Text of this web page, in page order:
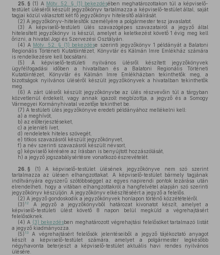
25. § (1) A Mötv. 52. § (1) bekezdésében meghatározottakon túl a képviselő-
testület üléséről készült jegyzőkönyv tartalmazza a képviselő-testület által, saját
tagjai közül választott két fő jegyzőkönyv hitelesítő aláírását.
(2) A jegyzőkönyv-hitelesítők személyére a polgármester tesz javaslatot.
(3) A képviselő-testületi ülés szavazógépes szavazatairól a jegyző által
hitelesített jegyzőkönyv is készül, amelyet a keletkezést követő 1 évig meg kell
őrizni, a hivatal Jogi és Szervezési Osztályán.
(4) A Mötv. 52. § (1) bekezdése szerinti jegyzőkönyv 1 példányát a Balatoni
Regionális Történeti Kutatóintézet, Könyvtár és Kálmán Imre Emlékház számára
is rendelkezésre kell bocsátani.
(5) A képviselő-testületi nyilvános ülésről készített jegyzőkönyvek
ügyfélfogadási időben a hivatalban és a Balatoni Regionális Történeti
Kutatóintézet, Könyvtár és Kálmán Imre Emlékházban tekinthetők meg, a
bizottságok nyilvános üléséről készült jegyzőkönyvek a hivatalban tekinthetők
meg.
(6) A zárt ülésről készült jegyzőkönyvbe az ülés részvevőin túl a tárgyban
közvetlenül érdekelt, vagy annak igazolt megbízottja, a jegyző és a Somogy
Vármegyei Kormányhivatal vezetője tekinthet be.
(7) A testületi ülés jegyzőkönyve eredeti példányához mellékelni kell:
a) a meghívót,
b) az előterjesztéseket,
c) a jelenléti ívet,
d) rendeletek hiteles szövegét,
e) titkos szavazásról készült jegyzőkönyvet,
f) a név szerinti szavazásról készült névsort,
g) képviselő kérésére az írásban is benyújtott hozzászólását,
h) a jegyző jogszabálysértésre vonatkozó észrevételét.
26. § (1) A képviselő-testület ülésének jegyzőkönyve nem szó szerint
tartalmazza az ülésen elhangzottakat. A képviselő-testület bármely tagjának
indítványára egyszerű szótöbbséggel az egyes napirendi pontok lezárása után
elrendelheti, hogy a vitában elhangzottakról a hangfelvétel alapján szó szerinti
jegyzőkönyv készüljön. A jegyzőkönyv elkészítéséért a jegyző a felelős.
(2) A jegyző gondoskodik a jegyzőkönyvek honlapon történő közzétételéről.
(3) 12
A jegyző a jegyzőkönyvből határozat kivonatot készít, amelyet a
képviselő-testületi ülést követő 8 napon belül megküld a végrehajtásért
felelősöknek.
(4) A (3) bekezdésben meghatározott végrehajtási felelősöket tartalmazó listát
a jegyző kiadmányozza.
(5) 13
A végrehajtásért felelősök jelentéseiből a jegyző tájékoztató anyagot
készít a képviselő-testület számára, amelyet a polgármester legkésőbb
négyhavonta beterjeszt a képviselő-testület aktuális havi rendes nyilvános
ülésére.